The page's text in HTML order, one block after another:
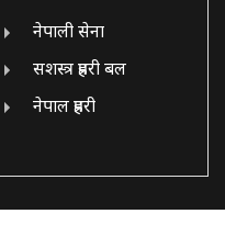
नेपाली सेना
सशस्त्र प्रहरी बल
नेपाल प्रहरी